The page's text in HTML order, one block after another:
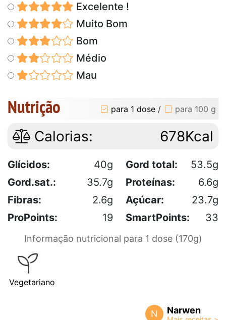
Excelente !
Muito Bom
Bom
Médio
Mau
Nutrição para 1 dose / para 100 g
Calorias: 678Kcal
Glícidos: 40g Gord total:
53.5g
Gord.sat.:
35.7g Proteínas:
6.6g
Fibras:
2.6g Açúcar:
23.7g
ProPoints:
19 SmartPoints: 33
Informação nutricional para 1 dose (170g)
Vegetariano
N Narwen